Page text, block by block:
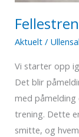
Aktuelt /
Vi starter opp
Det blir
med påmelding
trening. Dette
smitte, og